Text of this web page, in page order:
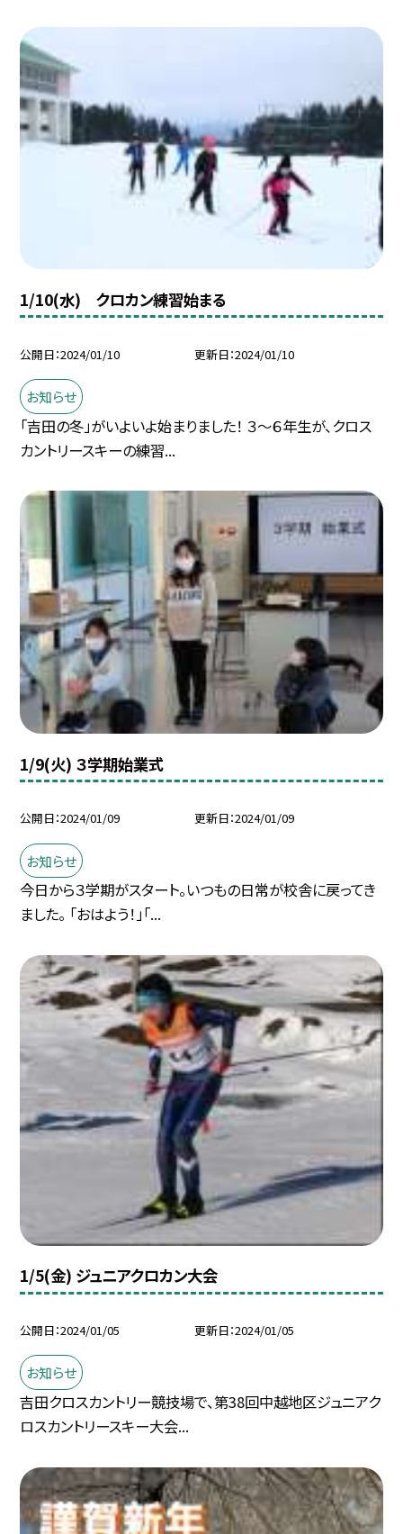
1/10(水) クロカン練習始まる
公開日 2024/01/10 更新日 2024/01/10
お知らせ
「吉田の冬」がいよいよ始まりました！ ３〜６年生が、クロス
カントリースキーの練習...
1/9(火) ３学期始業式
公開日 2024/01/09 更新日 2024/01/09
お知らせ
今日から３学期がスタート。いつもの日常が校舎に戻ってき
ました。 「おはよう！」「...
1/5(金) ジュニアクロカン大会
公開日 2024/01/05 更新日 2024/01/05
お知らせ
吉田クロスカントリー競技場で、第38回中越地区ジュニアク
ロスカントリースキー大会...